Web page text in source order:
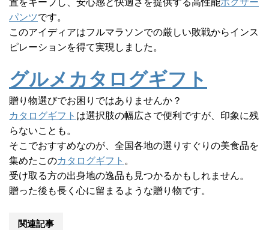
置をキープし、安心感と快適さを提供する高性能ボクサー
パンツです。
このアイディアはフルマラソンでの厳しい敗戦からインス
ピレーションを得て実現しました。
グルメカタログギフト
贈り物選びでお困りではありませんか？
カタログギフト は選択肢の幅広さで便利ですが、印象に残
らないことも。
そこでおすすめなのが、全国各地の選りすぐりの美食品を
集めたこのカタログギフト 。
受け取る方の出身地の逸品も見つかるかもしれません。
贈った後も長く心に留まるような贈り物です。
関連記事